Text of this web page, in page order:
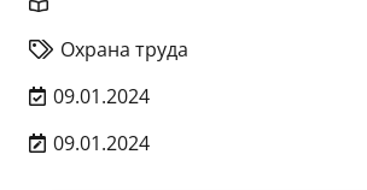
Охрана труда
09.01.2024
09.01.2024